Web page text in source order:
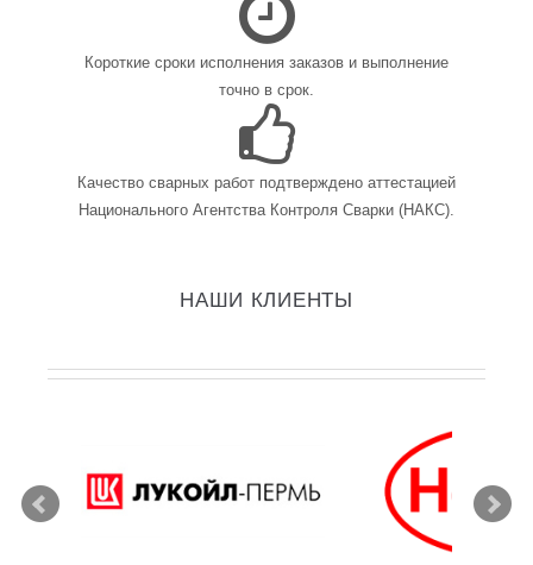
Короткие сроки исполнения заказов и выполнение
точно в срок.
Качество сварных работ подтверждено аттестацией
Национального Агентства Контроля Сварки (НАКС).
НАШИ КЛИЕНТЫ